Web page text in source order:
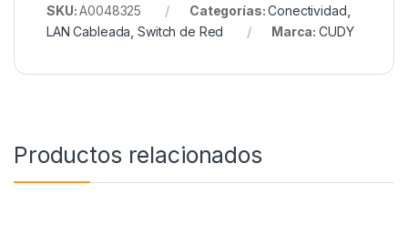
SKU:A0048325 Categorías:Conectividad
LAN Cableada ,Switch de Red Marca: CUDY
Productos relacionados